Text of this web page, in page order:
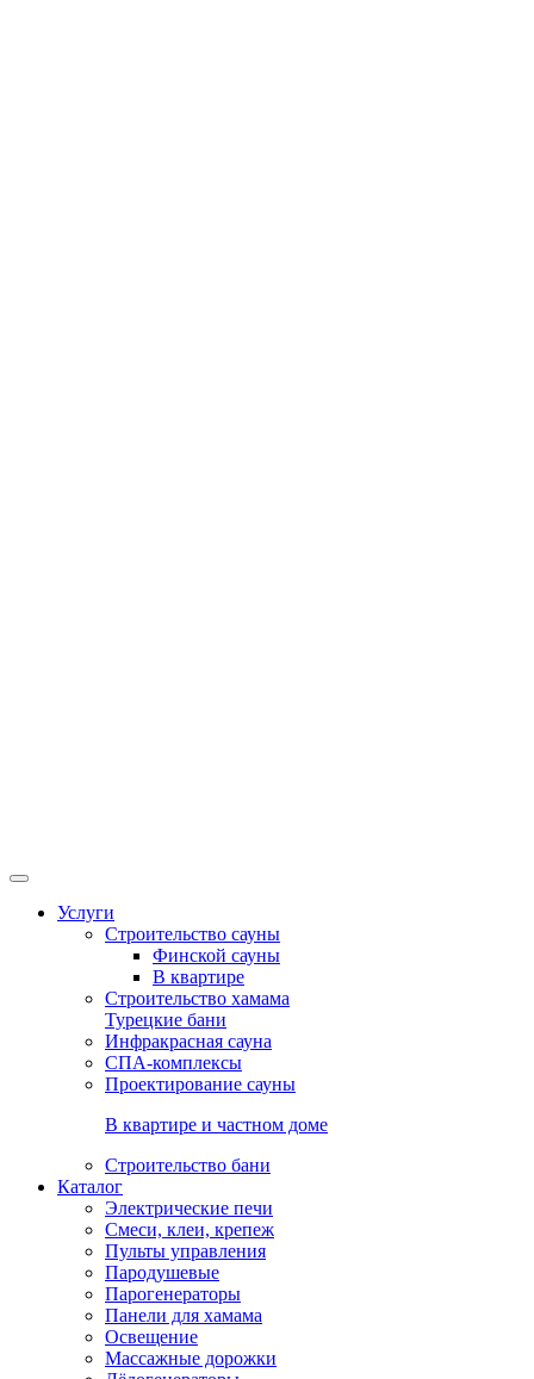
Услуги
Строительство сауны
Финской сауны
В квартире
Строительство хамама
Турецкие бани
Инфракрасная сауна
СПА-комплексы
Проектирование сауны
В квартире и частном доме
Строительство бани
Каталог
Электрические печи
Смеси, клеи, крепеж
Пульты управления
Пародушевые
Парогенераторы
Панели для хамама
Освещение
Массажные дорожки